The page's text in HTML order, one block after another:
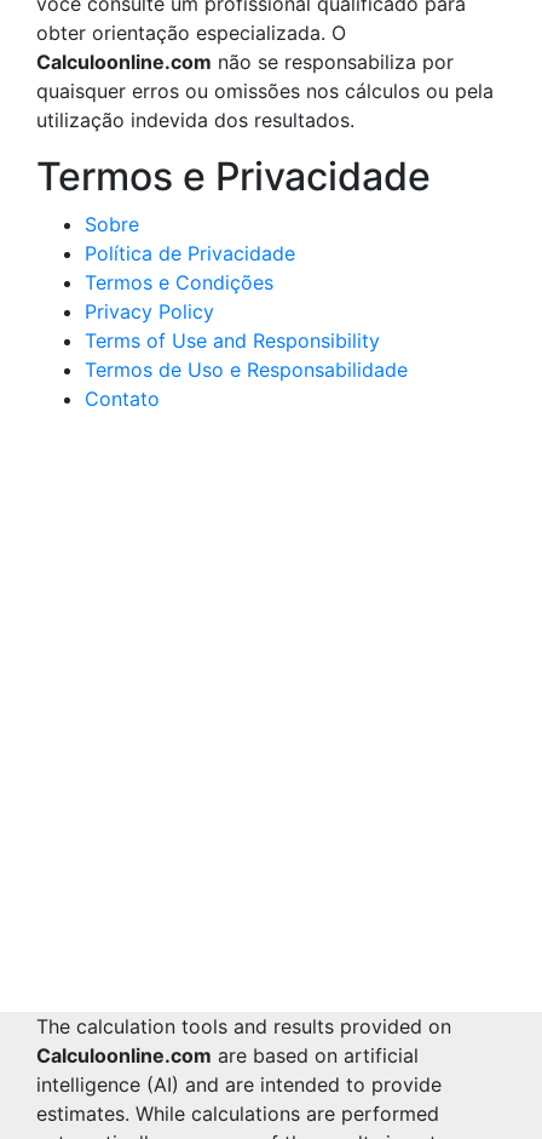
obter orientação especializada. O
Calculoonline.com não se responsabiliza por
quaisquer erros ou omissões nos cálculos ou pela
utilização indevida dos resultados.
Termos e Privacidade
Sobre
Política de Privacidade
Termos e Condições
Privacy Policy
Terms of Use and Responsibility
Termos de Uso e Responsabilidade
Contato
The calculation tools and results provided on
Calculoonline.com are based on artificial
intelligence (AI) and are intended to provide
estimates. While calculations are performed